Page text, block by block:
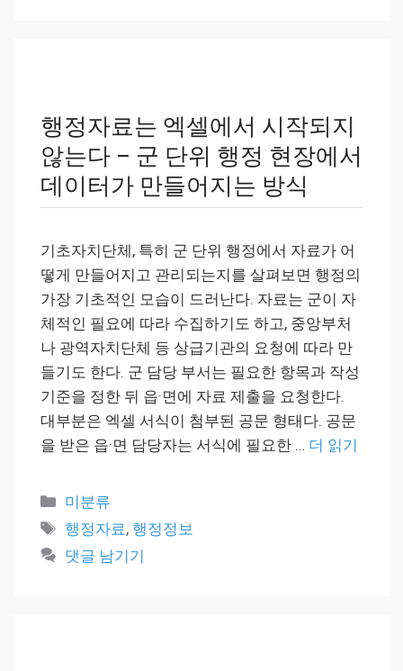
행정자료는 엑셀에서 시작되지
않는다 – 군 단위 행정 현장에서
데이터가 만들어지는 방식
기초자치단체, 특히 군 단위 행정에서 자료가 어
떻게 만들어지고 관리되는지를 살펴보면 행정의
가장 기초적인 모습이 드러난다. 자료는 군이 자
체적인 필요에 따라 수집하기도 하고, 중앙부처
나 광역자치단체 등 상급기관의 요청에 따라 만
들기도 한다. 군 담당 부서는 필요한 항목과 작성
기준을 정한 뒤 읍·면에 자료 제출을 요청한다.
대부분은 엑셀 서식이 첨부된 공문 형태다. 공문
을 받은 읍·면 담당자는 서식에 필요한 … 더 읽기
카
테
리
미분류
태
그
행정자료, 행정정보
댓글 남기기